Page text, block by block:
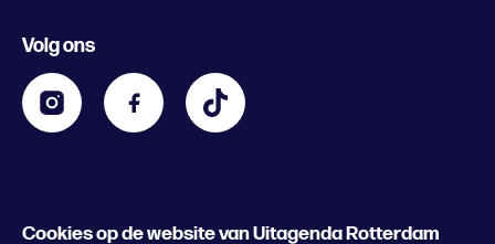
Cookies op de website van Uitagenda Rotterdam
Contact
Zakelijk
Kids
Volg ons